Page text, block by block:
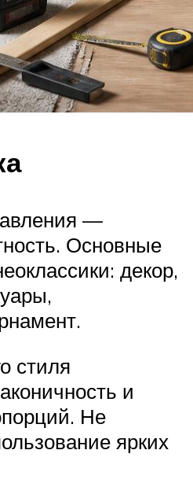
—
Основные
декор,
стиля
и
Не
ярких